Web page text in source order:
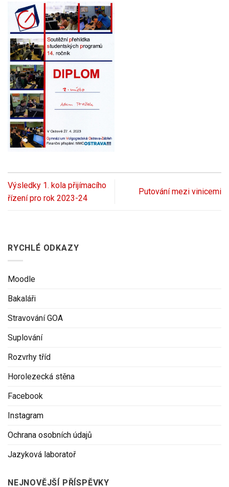
Výsledky 1. kola přijímacího
řízení pro rok 2023-24
Putování mezi vinicemi
RYCHLÉ ODKAZY
Moodle
Bakaláři
Stravování GOA
Suplování
Rozvrhy tříd
Horolezecká stěna
Facebook
Instagram
Ochrana osobních údajů
Jazyková laboratoř
NEJNOVĚJŠÍ PŘÍSPĚVKY